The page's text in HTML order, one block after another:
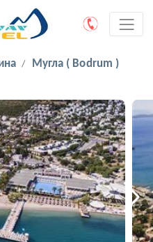
Мугла ( Bodrum )